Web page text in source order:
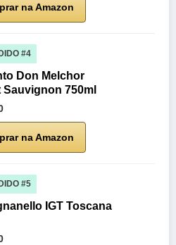
na Amazon
#4
Don Melchor
750ml
na Amazon
#5
IGT Toscana